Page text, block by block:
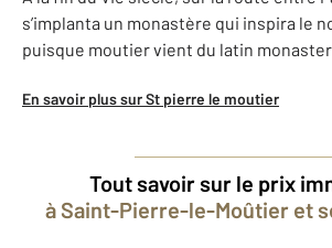
s’implanta un monastère qui inspira le
puisque moutier vient du latin
En savoir plus sur St pierre le moutier
Tout savoir sur le prix
à Saint-Pierre-le-Moûtier et